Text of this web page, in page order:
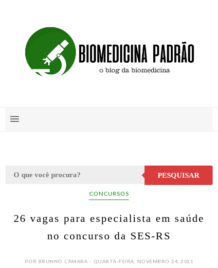
PESQUISAR
CONCURSOS
26 vagas para especialista em saúde
no concurso da SES-RS
POR BRUNNO CÂMARA - QUARTA-FEIRA, NOVEMBRO 24, 2021